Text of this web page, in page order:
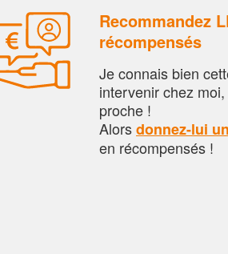
Recommandez
récompensés
Je connais bien
intervenir chez
proche !
Alorsdonnez-lui
en récompensés !